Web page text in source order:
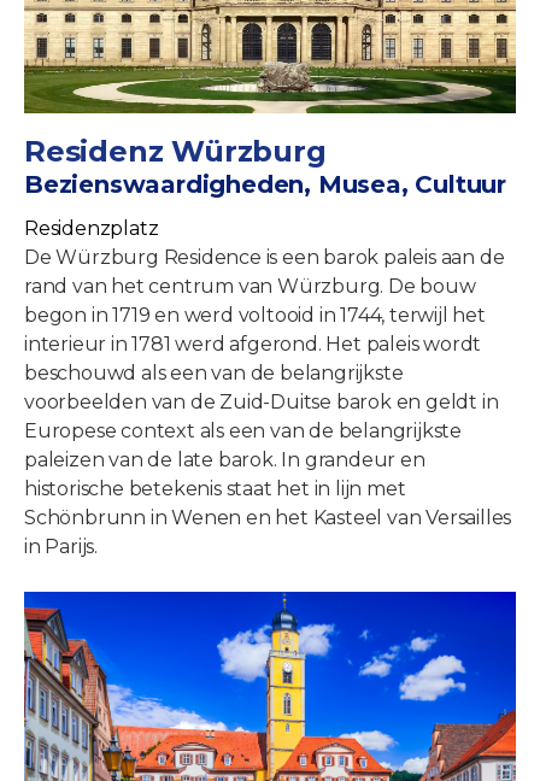
Residenz Würzburg
Bezienswaardigheden, Musea, Cultuur
Residenzplatz
De Würzburg Residence is een barok paleis aan de
rand van het centrum van Würzburg. De bouw
begon in 1719 en werd voltooid in 1744, terwijl het
interieur in 1781 werd afgerond. Het paleis wordt
beschouwd als een van de belangrijkste
voorbeelden van de Zuid-Duitse barok en geldt in
Europese context als een van de belangrijkste
paleizen van de late barok. In grandeur en
historische betekenis staat het in lijn met
Schönbrunn in Wenen en het Kasteel van Versailles
in Parijs.